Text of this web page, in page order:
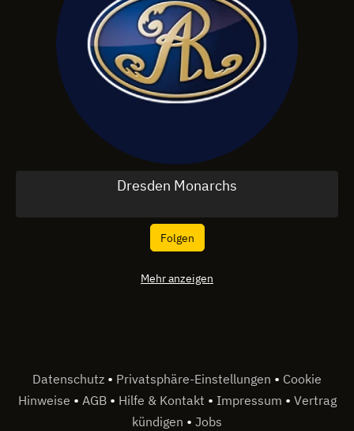
Dresden Monarchs
Folgen
Mehr anzeigen
Datenschutz • Privatsphäre-Einstellungen • Cookie
Hinweise • AGB • Hilfe & Kontakt • Impressum • Vertrag
kündigen • Jobs